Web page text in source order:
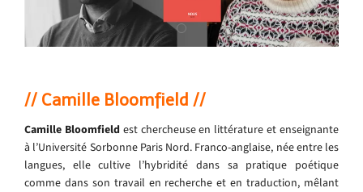
// Camille Bloomfield //
Camille Bloomfieldest chercheuse en littérature et enseignante
à l’Université Sorbonne Paris Nord. Franco-anglaise, née entre les
langues, elle cultive l’hybridité dans sa pratique poétique
comme dans son travail en recherche et en traduction, mêlant